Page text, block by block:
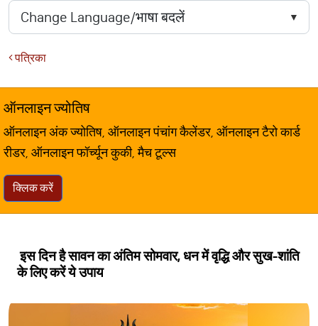
पत्रिका
ऑनलाइन ज्योतिष
ऑनलाइन अंक ज्योतिष, ऑनलाइन पंचांग कैलेंडर, ऑनलाइन टैरो कार्ड
रीडर, ऑनलाइन फॉर्च्यून कुकी, मैच टूल्स
क्लिक करें
इस दिन है सावन का अंतिम सोमवार, धन में वृद्धि और सुख-शांति
के लिए करें ये उपाय